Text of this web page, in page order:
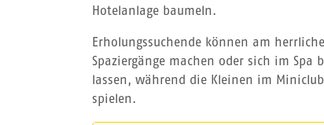
Hotelanlage baumeln.
Erholungssuchende können am
Spaziergänge machen oder sich im Spa
lassen, während die Kleinen im
spielen.